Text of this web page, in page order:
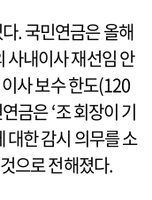
. 국민연금은 올해
사내이사 재선임 안
사 보수 한도(120
금은 ‘조 회장이 기
대한 감시 의무를 소
으로 전해졌다.